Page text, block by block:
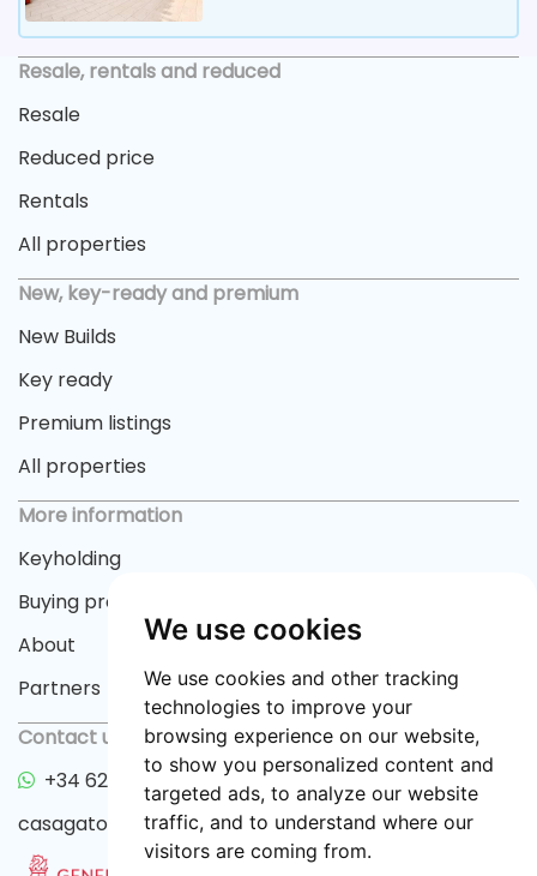
We use cookies
We use cookies and other tracking
technologies to improve your
browsing experience on our website,
to show you personalized content and
targeted ads, to analyze our website
traffic, and to understand where our
visitors are coming from.
Resale, rentals and reduced
Resale
Reduced price
Rentals
All properties
New, key-ready and premium
New Builds
Key ready
Premium listings
All properties
More information
Keyholding
Buying process
About
Partners
Contact us
+34 622 33 55 82
casagator@gmail.com